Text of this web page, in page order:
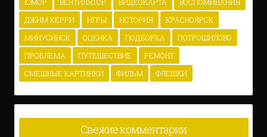
ДЖИМ КЕРРИ
ИГРЫ ИСТОРИЯ
КРАСНОЯРСК
МИНУСИНСК
ОЦЕНКА ПОДБОРКА
ПОТРОШИЛОВО
ПРОБЛЕМА
ПУТЕШЕСТВИЕ
РЕМОНТ
СМЕШНЫЕ КАРТИНКИ
ФИЛЬМ ФЛЕШКИ
Свежие комментарии